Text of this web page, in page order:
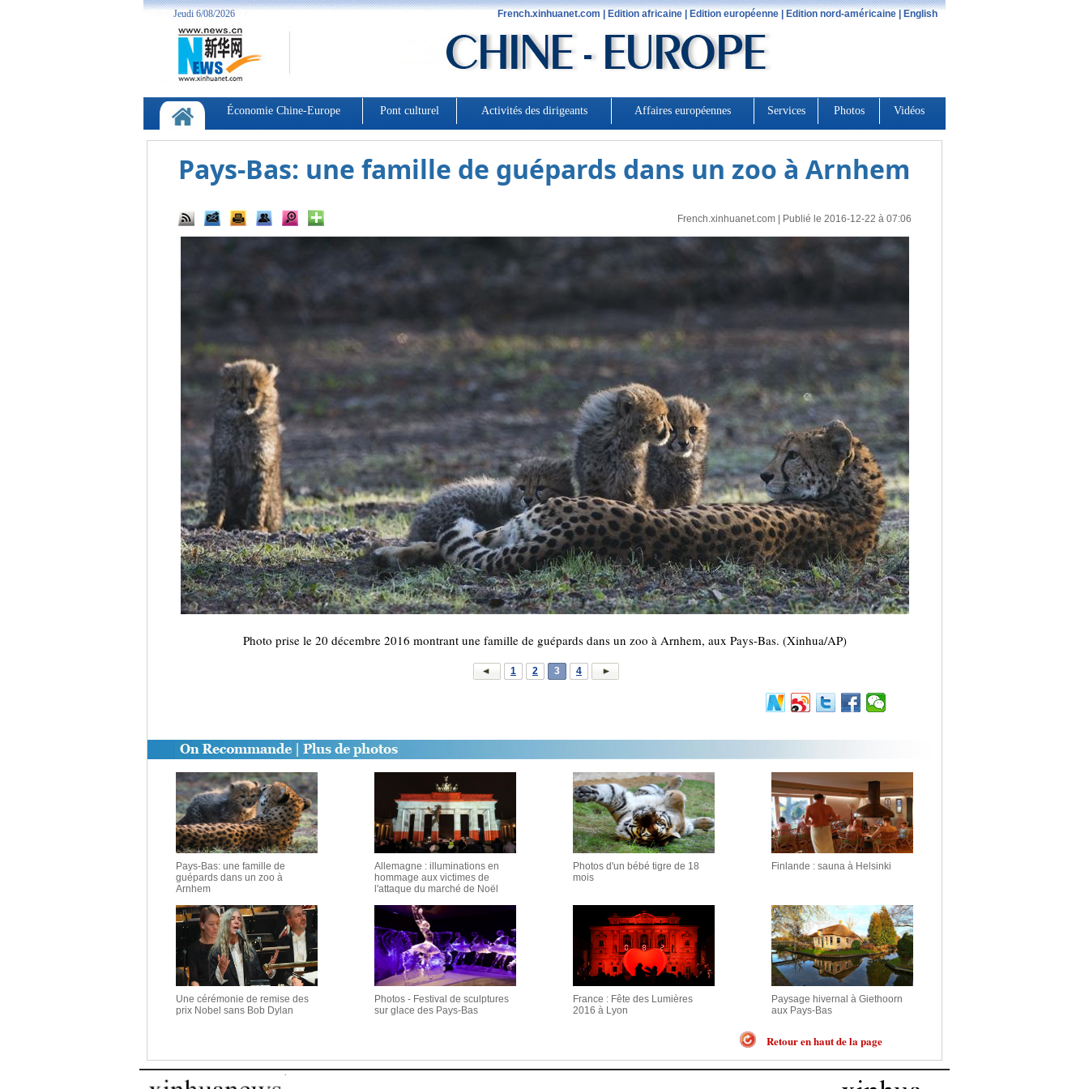
Pays-Bas: une famille de guépards dans un zoo à Arnhem
French.xinhuanet.com| Publié le 2016-12-22 à 07:06
Photo prise le 20 décembre 2016 montrant une famille de guépards dans un zoo à Arnhem, aux Pays-Bas. (Xinhua/AP)
1 2 3 4
Pays-Bas: une famille de
guépards dans un zoo à
Arnhem
Allemagne : illuminations en
hommage aux victimes de
l'attaque du marché de Noël
Photos d'un bébé tigre de 18
mois
Finlande : sauna à Helsinki
Une cérémonie de remise des
prix Nobel sans Bob Dylan
Photos - Festival de sculptures
sur glace des Pays-Bas
France : Fête des Lumières
2016 à Lyon
Paysage hivernal à Giethoorn
aux Pays-Bas
Retour en haut de la page